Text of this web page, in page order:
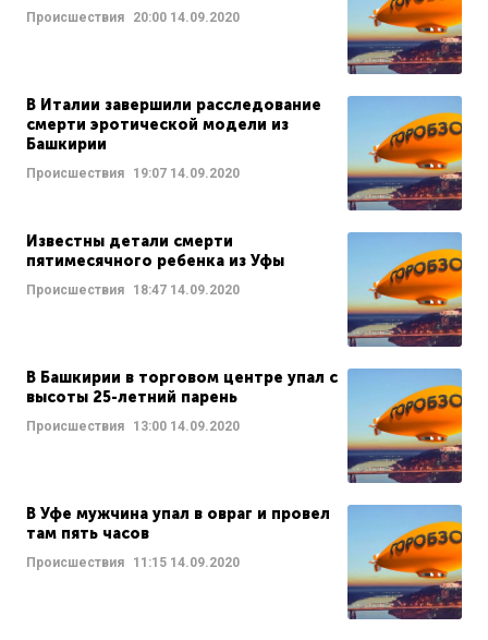
Происшествия 20:00 14.09.2020
В Италии завершили расследование
смерти эротической модели из
Башкирии
Происшествия 19:07 14.09.2020
Известны детали смерти
пятимесячного ребенка из Уфы
Происшествия 18:47 14.09.2020
В Башкирии в торговом центре упал с
высоты 25-летний парень
Происшествия 13:00 14.09.2020
В Уфе мужчина упал в овраг и провел
там пять часов
Происшествия 11:15 14.09.2020